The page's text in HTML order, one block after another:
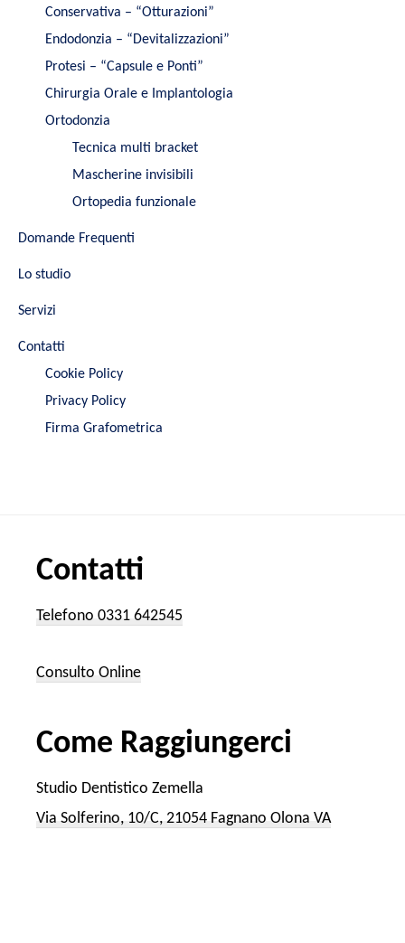
Conservativa – “Otturazioni”
Endodonzia – “Devitalizzazioni”
Protesi – “Capsule e Ponti”
Chirurgia Orale e Implantologia
Ortodonzia
Tecnica multi bracket
Mascherine invisibili
Ortopedia funzionale
Domande Frequenti
Lo studio
Servizi
Contatti
Cookie Policy
Privacy Policy
Firma Grafometrica
Contatti
Telefono 0331 642545
Consulto Online
Come Raggiungerci
Studio Dentistico Zemella
Via Solferino, 10/C, 21054 Fagnano Olona VA